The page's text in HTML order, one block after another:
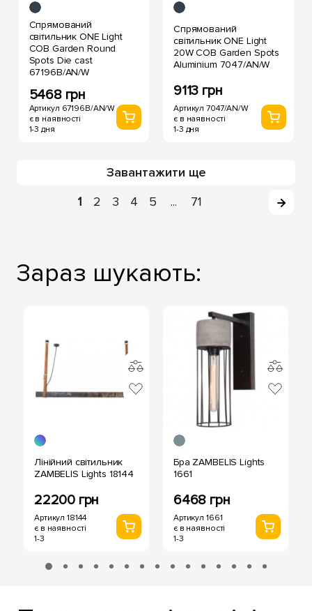
Спрямований
світильник ONE Light
COB Garden Round
Spots Die cast
67196B/AN/W
5468 грн
Артикул 67196B/AN/W
є в наявності
1-3 дня
Спрямований
світильник ONE Light
20W COB Garden Spots
Aluminium 7047/AN/W
9113 грн
Артикул 7047/AN/W
є в наявності
1-3 дня
Завантажити ще
1
2 3 4 5 ... 71
Зараз шукають:
Лінійний світильник
ZAMBELIS Lights 18144
22200 грн
Артикул 18144
є в наявності
1-3
Бра ZAMBELIS Lights
1661
6468 грн
Артикул 1661
є в наявності
1-3